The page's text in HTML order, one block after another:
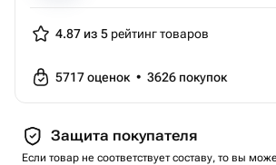
4.87 из 5 рейтинг товаров
5717оценок • 3626 покупок
Защита покупателя
Если товар не соответствует составу, то вы